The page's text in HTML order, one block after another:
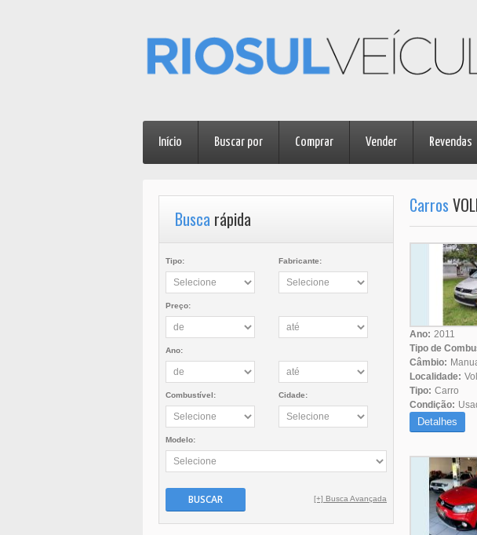
Início Buscar por Comprar Vender Revendas
Carros
Ano: 2011
Tipo de
Câmbio:
Localidade:
Tipo: Carro
Condição:
Detalhes
Busca rápida
Tipo: Fabricante:
Preço:
Ano:
Combustível: Cidade:
Modelo:
BUSCAR [+] Busca Avançada